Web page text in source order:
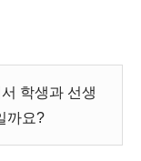
학생과 선생
까요?